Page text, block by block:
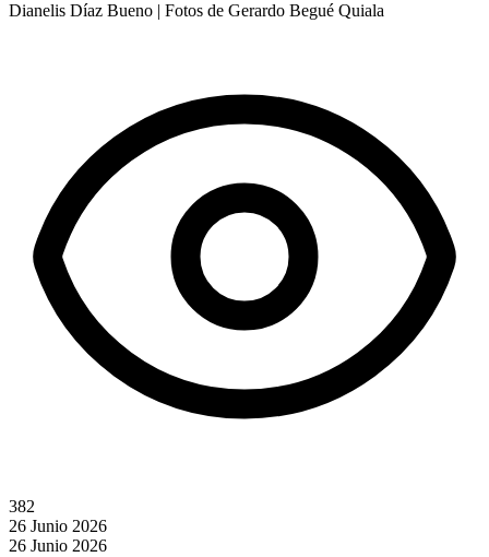
Dianelis Díaz Bueno | Fotos de Gerardo Begué Quiala
382
26 Junio 2026
26 Junio 2026